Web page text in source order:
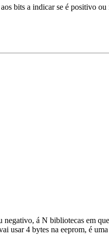
bits a indicar se é positivo
á N bibliotecas em
usar 4 bytes na eeprom, é